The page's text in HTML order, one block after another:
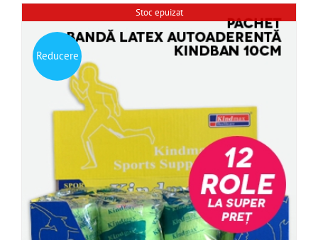
Stoc epuizat
Reducere